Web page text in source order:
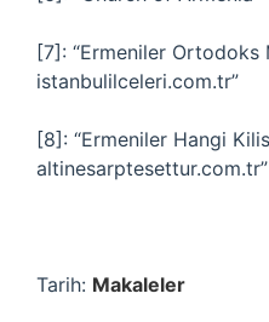
[7]: “Ermeniler Ortodoks
istanbulilceleri.com.tr”
[8]: “Ermeniler Hangi
altinesarptesettur.com.tr”
Tarih: Makaleler